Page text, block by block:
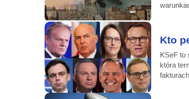
Kto
KSeF to
która